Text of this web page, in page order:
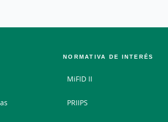
NORMATIVA DE INTERÉS
MiFID II
PRIIPS